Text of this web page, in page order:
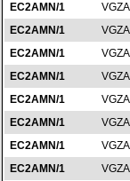
EC2AMN/1
EC2AMN/1
EC2AMN/1
EC2AMN/1
EC2AMN/1
EC2AMN/1
EC2AMN/1
EC2AMN/1